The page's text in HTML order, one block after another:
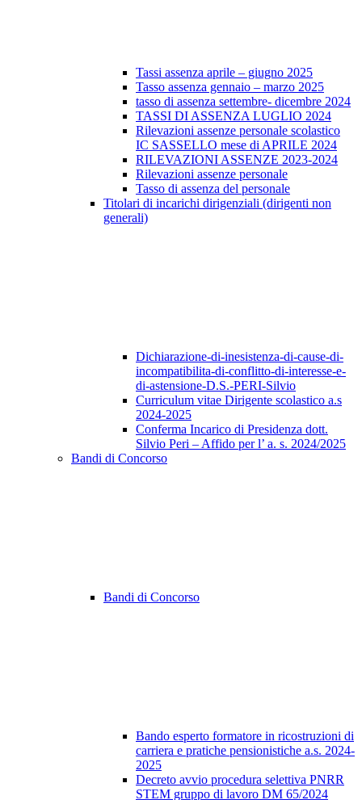
Tassi assenza aprile – giugno 2025
Tasso assenza gennaio – marzo 2025
tasso di assenza settembre- dicembre 2024
TASSI DI ASSENZA LUGLIO 2024
Rilevazioni assenze personale scolastico
IC SASSELLO mese di APRILE 2024
RILEVAZIONI ASSENZE 2023-2024
Rilevazioni assenze personale
Tasso di assenza del personale
Titolari di incarichi dirigenziali (dirigenti non
generali)
Dichiarazione-di-inesistenza-di-cause-di-
incompatibilita-di-conflitto-di-interesse-e-
di-astensione-D.S.-PERI-Silvio
Curriculum vitae Dirigente scolastico a.s
2024-2025
Conferma Incarico di Presidenza dott.
Silvio Peri – Affido per l’ a. s. 2024/2025
Bandi di Concorso
Bandi di Concorso
Bando esperto formatore in ricostruzioni di
carriera e pratiche pensionistiche a.s. 2024-
2025
Decreto avvio procedura selettiva PNRR
STEM gruppo di lavoro DM 65/2024